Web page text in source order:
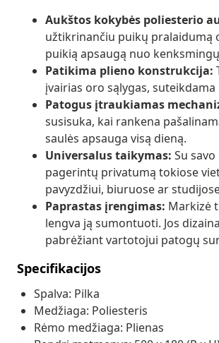
Aukštos kokybės poliesterio
užtikrinančiu puikų pralaidumą
puikią apsaugą nuo
Patikima plieno konstrukcija:
įvairias oro sąlygas,
Patogus įtraukiamas
susisuka, kai rankena
saulės apsauga visą dieną.
Universalus taikymas: Su
pagerintų privatumą tokiose
pavyzdžiui, biuruose ar
Paprastas įrengimas: Markizė
lengva ją sumontuoti. Jos
pabrėžiant vartotojui patogų
Specifikacijos
Spalva: Pilka
Medžiaga: Poliesteris
Rėmo medžiaga: Plienas